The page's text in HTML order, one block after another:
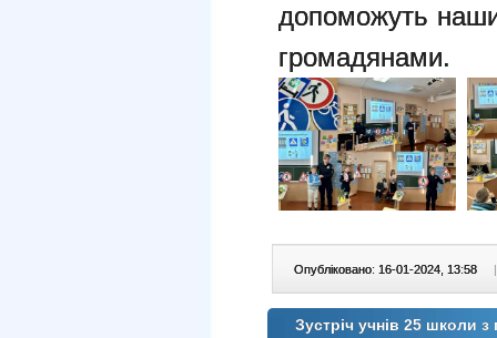
допоможуть
громадянами.
Опубліковано: 16-01-2024, 13:58 |
Зустріч учнів 25 школи з